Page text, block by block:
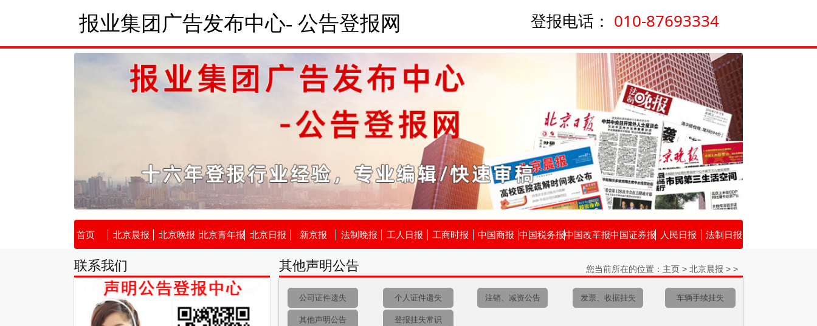
首页 北京晨报 北京晚报 北京青年报 北京日报 新京报 法制晚报 工人日报 工商时报 中国商报 中国税务报中国改革报中国证券报 人民日报 法制日报
报业集团广告发布中心- 公告登报网 登报电话： 010-87693334
联系我们 其他声明公告
登报挂失常识
车辆手续挂失
其他声明公告
发票、收据挂失
注销、减资公告
个人证件遗失
公司证件遗失
您当前所在的位置：主页 > 北京晨报 > >